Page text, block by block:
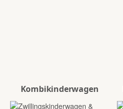
Kombikinderwagen